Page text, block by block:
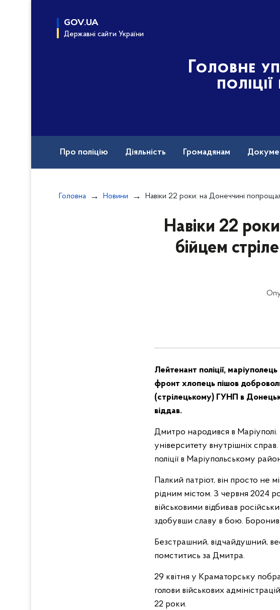
GOV.UA
Державні сайти України
Головне
Про поліцію Діяльність Громадянам
Головна Новини Навіки 22 роки: на Донеччині попрощалися з бійцем стрілецького батальйону
Навіки 22
бійцем
Лейтенант поліції,
фронт хлопець пішов
(стрілецькому) ГУНП в
віддав.
Дмитро народився в
університету внутрішніх
поліції в Маріупольському
Палкий патріот, він просто не
рідним містом. З червня 2024
військовими відбивав
здобувши славу в бою. Боронив
Безстрашний, відчайдушний,
помститись за Дмитра.
29 квітня у Краматорську
голови військових
22 роки.